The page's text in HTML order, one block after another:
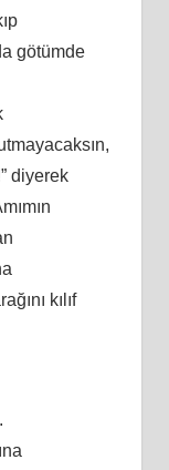
götümde
diyerek
kılıf